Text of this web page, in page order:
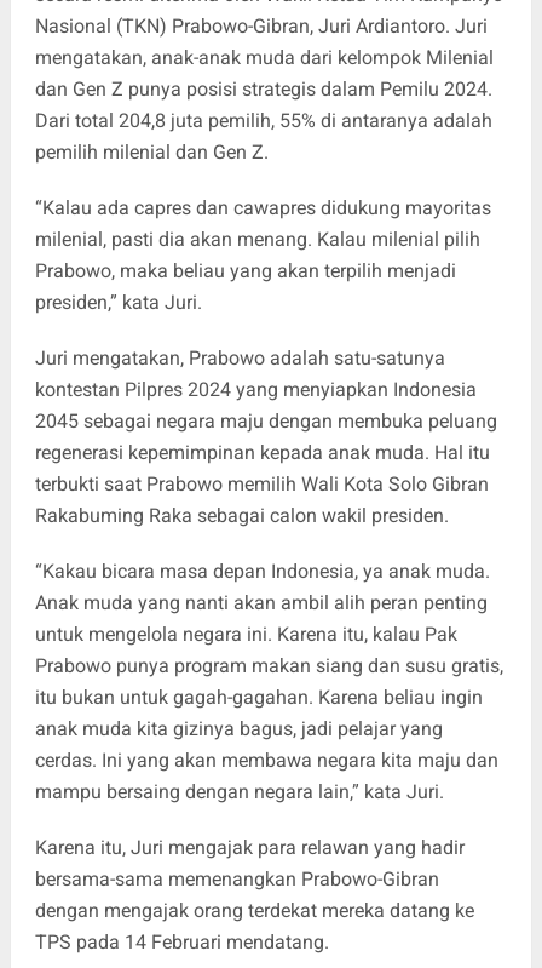
Nasional (TKN) Prabowo-Gibran, Juri Ardiantoro. Juri
mengatakan, anak-anak muda dari kelompok Milenial
dan Gen Z punya posisi strategis dalam Pemilu 2024.
Dari total 204,8 juta pemilih, 55% di antaranya adalah
pemilih milenial dan Gen Z.
“Kalau ada capres dan cawapres didukung mayoritas
milenial, pasti dia akan menang. Kalau milenial pilih
Prabowo, maka beliau yang akan terpilih menjadi
presiden,” kata Juri.
Juri mengatakan, Prabowo adalah satu-satunya
kontestan Pilpres 2024 yang menyiapkan Indonesia
2045 sebagai negara maju dengan membuka peluang
regenerasi kepemimpinan kepada anak muda. Hal itu
terbukti saat Prabowo memilih Wali Kota Solo Gibran
Rakabuming Raka sebagai calon wakil presiden.
“Kakau bicara masa depan Indonesia, ya anak muda.
Anak muda yang nanti akan ambil alih peran penting
untuk mengelola negara ini. Karena itu, kalau Pak
Prabowo punya program makan siang dan susu gratis,
itu bukan untuk gagah-gagahan. Karena beliau ingin
anak muda kita gizinya bagus, jadi pelajar yang
cerdas. Ini yang akan membawa negara kita maju dan
mampu bersaing dengan negara lain,” kata Juri.
Karena itu, Juri mengajak para relawan yang hadir
bersama-sama memenangkan Prabowo-Gibran
dengan mengajak orang terdekat mereka datang ke
TPS pada 14 Februari mendatang.